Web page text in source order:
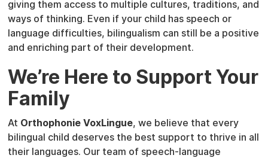
giving them access to multiple cultures, traditions, and
ways of thinking. Even if your child has speech or
language difficulties, bilingualism can still be a positive
and enriching part of their development.
We’re Here to Support Your
Family
At Orthophonie VoxLingue, we believe that every
bilingual child deserves the best support to thrive in all
their languages. Our team of speech-language